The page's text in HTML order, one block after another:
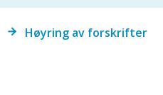
Høyring av forskrifter